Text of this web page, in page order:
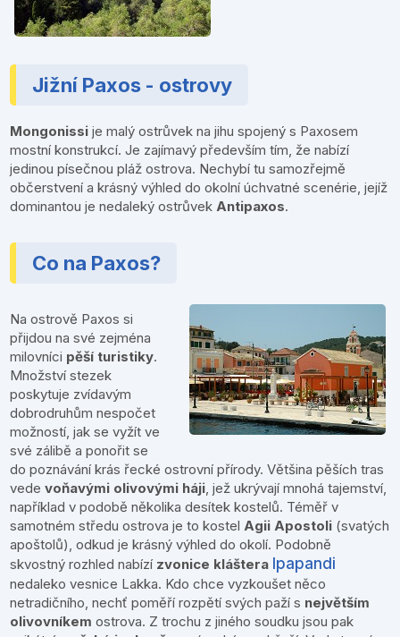
Jižní Paxos - ostrovy
Mongonissi je malý ostrůvek na jihu spojený s Paxosem
mostní konstrukcí. Je zajímavý především tím, že nabízí
jedinou písečnou pláž ostrova. Nechybí tu samozřejmě
občerstvení a krásný výhled do okolní úchvatné scenérie, jejíž
dominantou je nedaleký ostrůvekAntipaxos.
Co na Paxos?
Na ostrově Paxos si
přijdou na své zejména
milovníci pěší turistiky.
Množství stezek
poskytuje zvídavým
dobrodruhům nespočet
možností, jak se vyžít ve
své zálibě a ponořit se
do poznávání krás řecké ostrovní přírody. Většina pěších tras
vedevoňavými olivovými háji, jež ukrývají mnohá tajemství,
například v podobě několika desítek kostelů. Téměř v
samotném středu ostrova je to kostelAgii Apostoli (svatých
apoštolů), odkud je krásný výhled do okolí. Podobně
skvostný rozhled nabízí zvonice kláštera Ipapandi
nedaleko vesnice Lakka. Kdo chce vyzkoušet něco
netradičního, nechť poměří rozpětí svých paží s největším
olivovníkem ostrova. Z trochu z jiného soudku jsou pak